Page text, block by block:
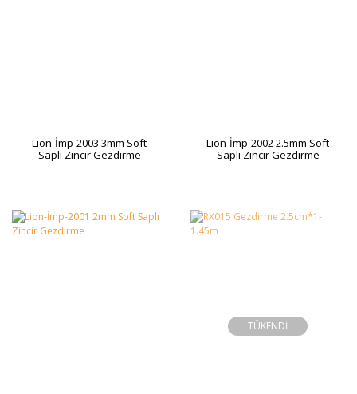
Lion-İmp-2003 3mm Soft
Saplı Zincir Gezdirme
Lion-İmp-2002 2.5mm Soft
Saplı Zincir Gezdirme
TÜKENDİ